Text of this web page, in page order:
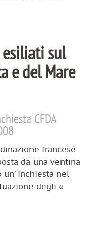
sul
e del Mare
CFDA
francese
da una ventina
un’ inchiesta nel
degli «